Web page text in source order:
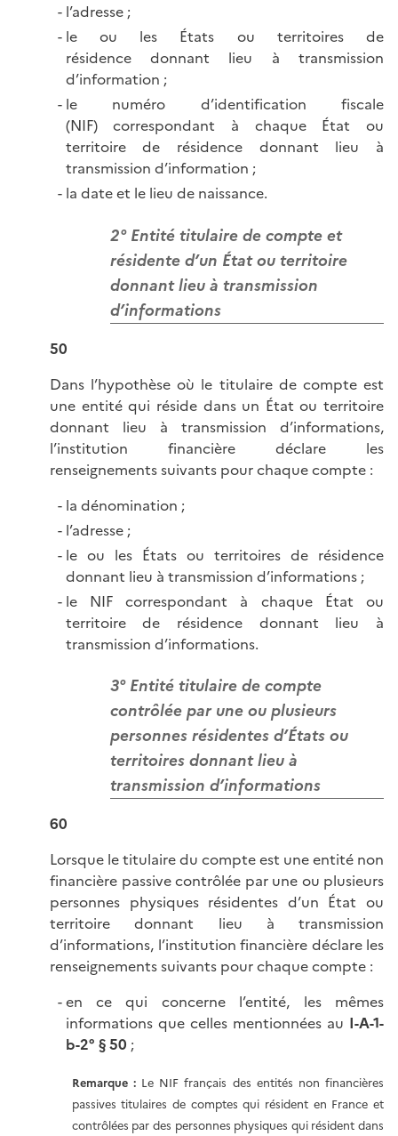
l’adresse ;
le ou les États ou territoires de
résidence donnant lieu à transmission
d’information ;
le numéro d’identification fiscale
(NIF) correspondant à chaque État ou
territoire de résidence donnant lieu à
transmission d’information ;
la date et le lieu de naissance.
2° Entité titulaire de compte et
résidente d’un État ou territoire
donnant lieu à transmission
d’informations
50
Dans l’hypothèse où le titulaire de compte est
une entité qui réside dans un État ou territoire
donnant lieu à transmission d’informations,
l’institution financière déclare les
renseignements suivants pour chaque compte :
la dénomination ;
l’adresse ;
le ou les États ou territoires de résidence
donnant lieu à transmission d’informations ;
le NIF correspondant à chaque État ou
territoire de résidence donnant lieu à
transmission d’informations.
3° Entité titulaire de compte
contrôlée par une ou plusieurs
personnes résidentes d’États ou
territoires donnant lieu à
transmission d’informations
60
Lorsque le titulaire du compte est une entité non
financière passive contrôlée par une ou plusieurs
personnes physiques résidentes d’un État ou
territoire donnant lieu à transmission
d’informations, l’institution financière déclare les
renseignements suivants pour chaque compte :
en ce qui concerne l’entité, les mêmes
informations que celles mentionnées au I-A-1-
b-2° § 50 ;
Remarque :Le NIF français des entités non financières
passives titulaires de comptes qui résident en France et
contrôlées par des personnes physiques qui résident dans